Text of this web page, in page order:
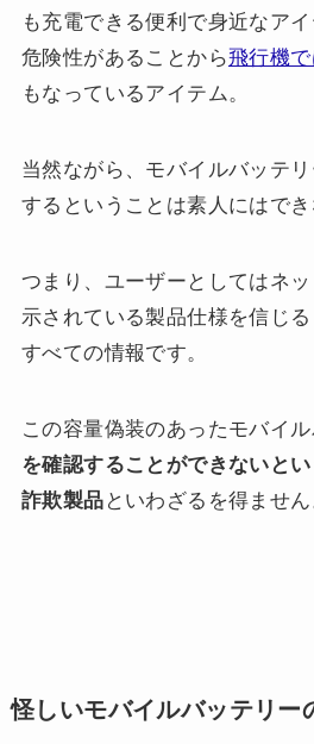
も充電できる便利で身近なア
危険性があることから飛行機
もなっているアイテム。
当然ながら、モバイルバッテ
するということは素人にはでき
つまり、ユーザーとしてはネ
示されている製品仕様を信じ
すべての情報です。
この容量偽装のあったモバイル
を確認することができないと
詐欺製品 といわざるを得ません
怪しいモバイルバッテリー